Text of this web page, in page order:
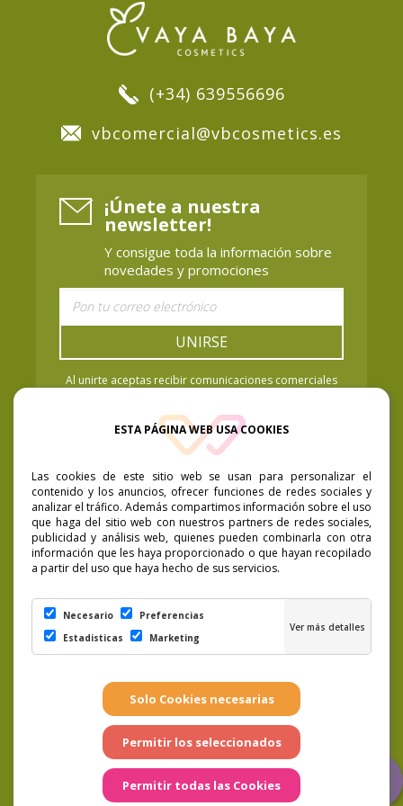
ESTA PÁGINA WEB USA COOKIES
Las cookies de este sitio web se usan para personalizar el
contenido y los anuncios, ofrecer funciones de redes sociales y
analizar el tráfico. Además compartimos información sobre el uso
que haga del sitio web con nuestros partners de redes sociales,
publicidad y análisis web, quienes pueden combinarla con otra
información que les haya proporcionado o que hayan recopilado
a partir del uso que haya hecho de sus servicios.
Necesario
Preferencias
Estadisticas
Marketing
(+34) 639556696
vbcomercial@vbcosmetics.es
¡Únete a nuestra
newsletter!
Y consigue toda la información sobre
novedades y promociones
UNIRSE
Al unirte aceptas recibir comunicaciones comerciales
LSSICE|Condiciones de compra|Preguntas
Frecuentes|Cookies|Aviso Legal|Política de
Privacidad|Términos y condiciones